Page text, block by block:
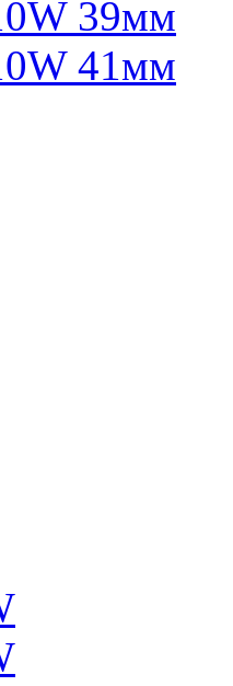
39мм
41мм